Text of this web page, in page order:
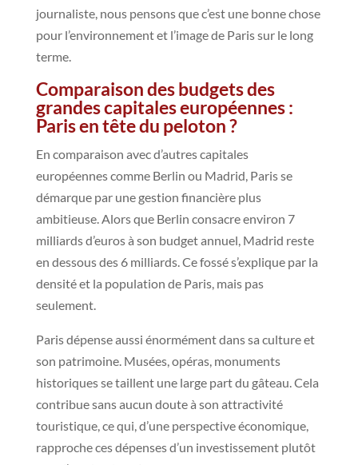
journaliste, nous pensons que c’est une bonne chose
pour l’environnement et l’image de Paris sur le long
terme.
Comparaison des budgets des
grandes capitales européennes :
Paris en tête du peloton ?
En comparaison avec d’autres capitales
européennes comme Berlin ou Madrid, Paris se
démarque par une gestion financière plus
ambitieuse. Alors que Berlin consacre environ 7
milliards d’euros à son budget annuel, Madrid reste
en dessous des 6 milliards. Ce fossé s’explique par la
densité et la population de Paris, mais pas
seulement.
Paris dépense aussi énormément dans sa culture et
son patrimoine. Musées, opéras, monuments
historiques se taillent une large part du gâteau. Cela
contribue sans aucun doute à son attractivité
touristique, ce qui, d’une perspective économique,
rapproche ces dépenses d’un investissement plutôt